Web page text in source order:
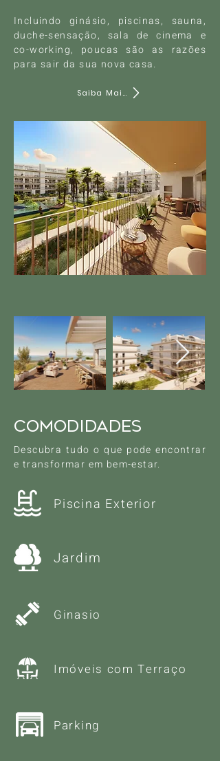
Incluindo ginásio, piscinas, sauna,
duche-sensação, sala de cinema e
co-working, poucas são as razões
para sair da sua nova casa.
Saiba Mais
comodidades
Descubra tudo o que pode encontrar
e transformar em bem-estar.
Piscina Exterior
Jardim
Ginasio
Imóveis com Terraço
Parking